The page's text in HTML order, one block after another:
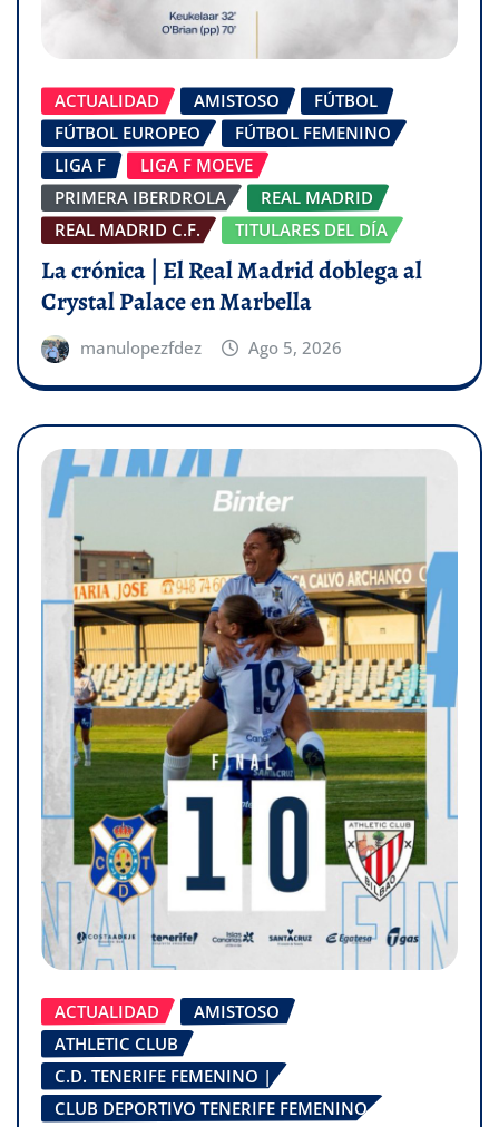
ACTUALIDAD AMISTOSO
FÚTBOL
FÚTBOL EUROPEO
FÚTBOL FEMENINO
LIGA F
LIGA F MOEVE
PRIMERA IBERDROLA
REAL MADRID
REAL MADRID C.F.
TITULARES DEL DÍA
La crónica | El Real Madrid doblega al
Crystal Palace en Marbella
manulopezfdez Ago 5, 2026
ACTUALIDAD
AMISTOSO
ATHLETIC CLUB
C.D. TENERIFE FEMENINO |
CLUB DEPORTIVO TENERIFE FEMENINO